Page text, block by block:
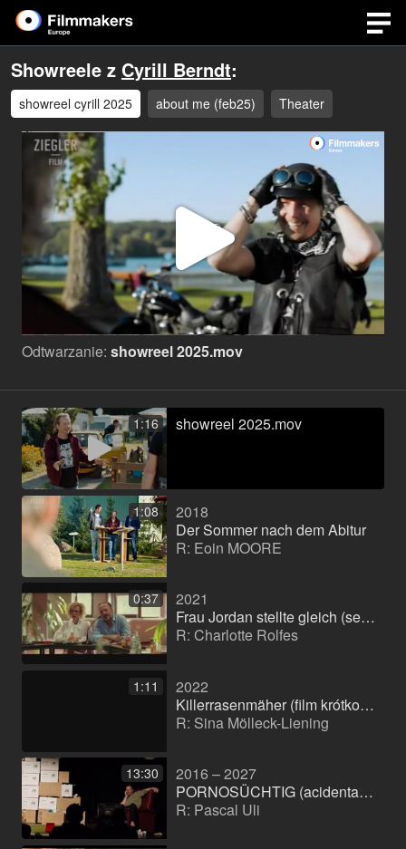
Showreele z Cyrill Berndt:
showreel cyrill 2025 about me (feb25) Theater
wideo
Odtwarzanie: showreel 2025.mov
1:16 showreel 2025.mov
1:08
2018
Der Sommer nach dem Abitur
R: Eoin MOORE
0:37
2021
Frau Jordan stellte gleich (serial)
R: Charlotte Rolfes
1:11
2022
Killerrasenmäher (film krótkometrażowy)
R: Sina Mölleck-Liening
13:30
2016 – 2027
PORNOSÜCHTIG (acidental pervert)
R: Pascal Uli